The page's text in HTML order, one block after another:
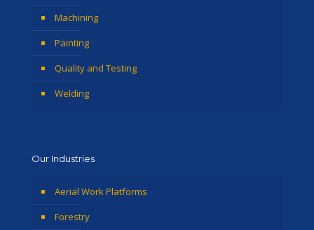
Machining
Painting
Quality and Testing
Welding
Our Industries
Aerial Work Platforms
Forestry